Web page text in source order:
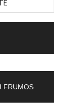
FRUMOS